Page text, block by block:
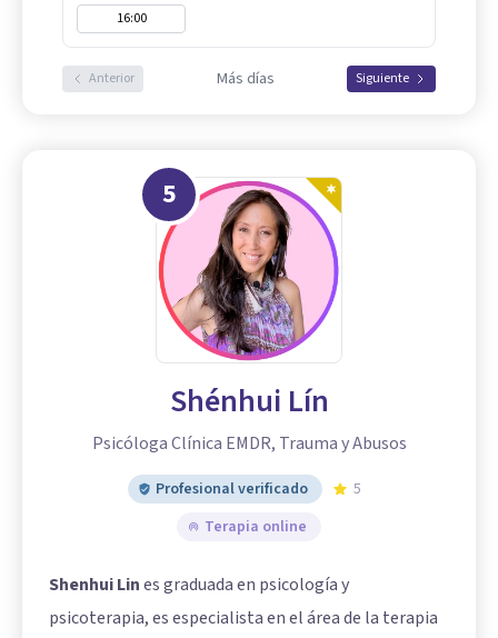
16:00
Anterior Más días Siguiente
5
Shénhui Lín
Psicóloga Clínica EMDR, Trauma y Abusos
Profesional verificado
5
Terapia online
Shenhui Lines graduada en psicología y
psicoterapia, es especialista en el área de la terapia